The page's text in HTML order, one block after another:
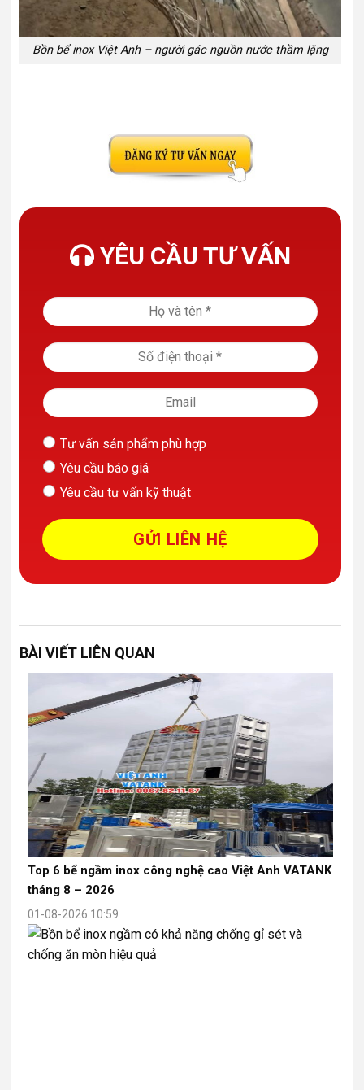
Bồn bể inox Việt Anh – người gác nguồn nước thầm lặng
YÊU CẦU TƯ VẤN
Tư vấn sản phẩm phù hợp
Yêu cầu báo giá
Yêu cầu tư vấn kỹ thuật
BÀI VIẾT LIÊN QUAN
Top 6 bể ngầm inox công nghệ cao Việt Anh VATANK
tháng 8 – 2026
01-08-2026 10:59